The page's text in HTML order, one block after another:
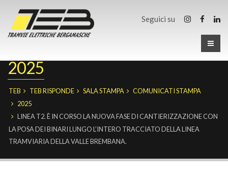
Seguici su
2025
TEB TEB RISPONDE SALA STAMPA
COMUNICATI STAMPA
2025
LINEA T2. È IN CORSO LA NUOVA FASE DI CANTIERIZZAZIONE CON
LA POSA DEI BINARI LUNGO L’INTERO TRACCIATO DELLA LINEA
TRAMVIARIA DELLA VALLE BREMBANA.